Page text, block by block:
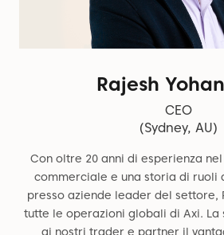
Rajesh
CEO
(Sydney, AU)
Con oltre 20 anni di esperienza
commerciale e una storia di ruoli
presso aziende leader del settore,
tutte le operazioni globali di Axi. La
ai nostri trader e partner il